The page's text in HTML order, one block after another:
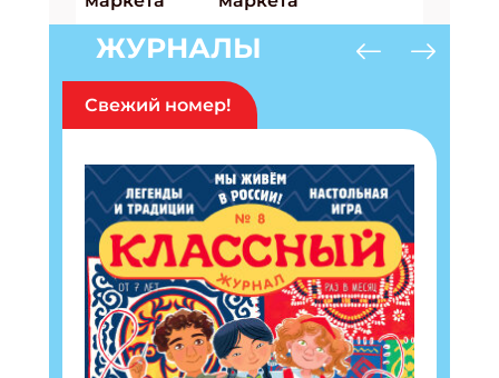
ЖУРНАЛЫ
Свежий номер!